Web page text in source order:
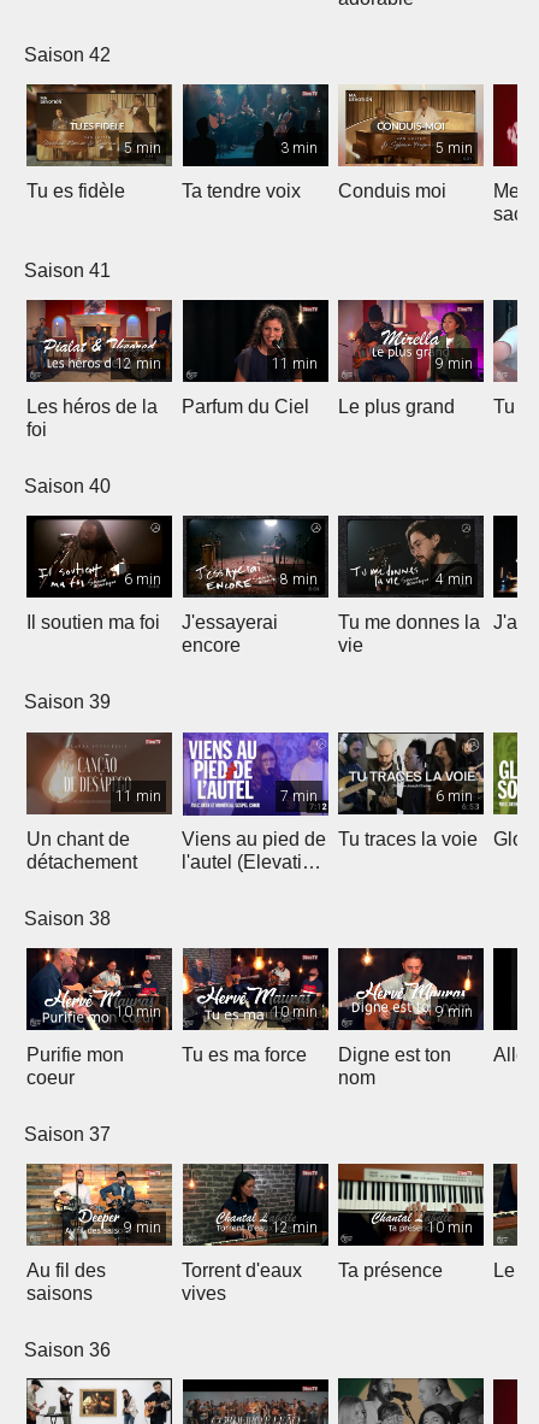
Saison 42
5 min
Tu es fidèle
3 min
Ta tendre voix
5 min
Conduis moi
Saison 41
12 min
Les héros de la
foi
11 min
Parfum du Ciel
9 min
Le plus grand Tu
Saison 40
6 min
Il soutien ma foi
8 min
J'essayerai
encore
4 min
Tu me donnes la
vie
J'ai
Saison 39
11 min
Un chant de
détachement
7 min
Viens au pied de
l'autel (Elevation
6 min
Tu traces la voie
Saison 38
10 min
Purifie mon
coeur
10 min
Tu es ma force
9 min
Digne est ton
nom
Saison 37
9 min
Au fil des
saisons
12 min
Torrent d'eaux
vives
10 min
Ta présence Le
Saison 36